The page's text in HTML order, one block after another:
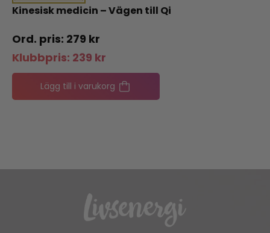
Kinesisk medicin – Vägen till Qi
279 kr
Klubbpris: 239 kr
Lägg till i varukorg